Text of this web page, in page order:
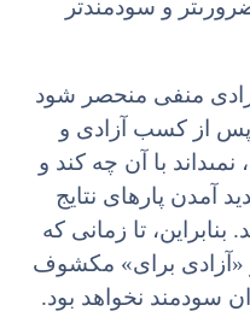
و سودمندتر
آزادى منفى منحصر شود
از کسب آزادى و
با آن چه کند و
آمدن پاره‏اى نتایج
بنابراین، تا زمانى که
و «آزادى براى» مکشوف
سودمند نخواهد بود.